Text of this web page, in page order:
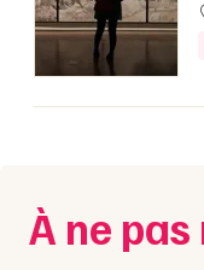
À ne